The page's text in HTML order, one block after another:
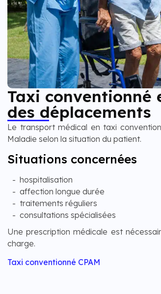
Taxi conventionné
des déplacements
Le transport médical en taxi
Maladie selon la situation du patient.
Situations concernées
hospitalisation
affection longue durée
traitements réguliers
consultations spécialisées
Une prescription médicale est
charge.
Taxi conventionné CPAM